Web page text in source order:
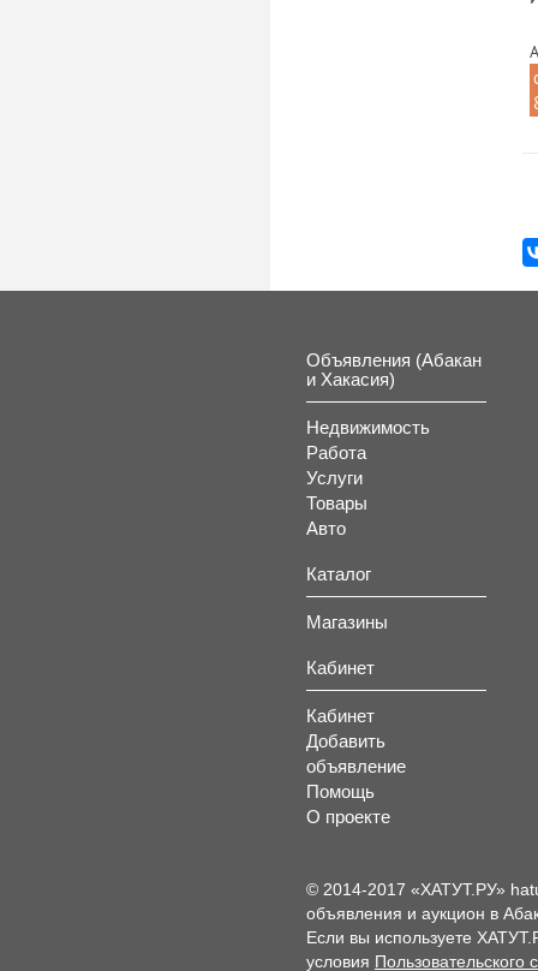
Объявления (Абакан
и Хакасия)
Недвижимость
Работа
Услуги
Товары
Авто
Каталог
Магазины
Кабинет
Кабинет
Добавить
объявление
Помощь
О проекте
© 2014-2017 «ХАТУТ.РУ»
объявления и аукцион в
Если вы используете
условия Пользовательского